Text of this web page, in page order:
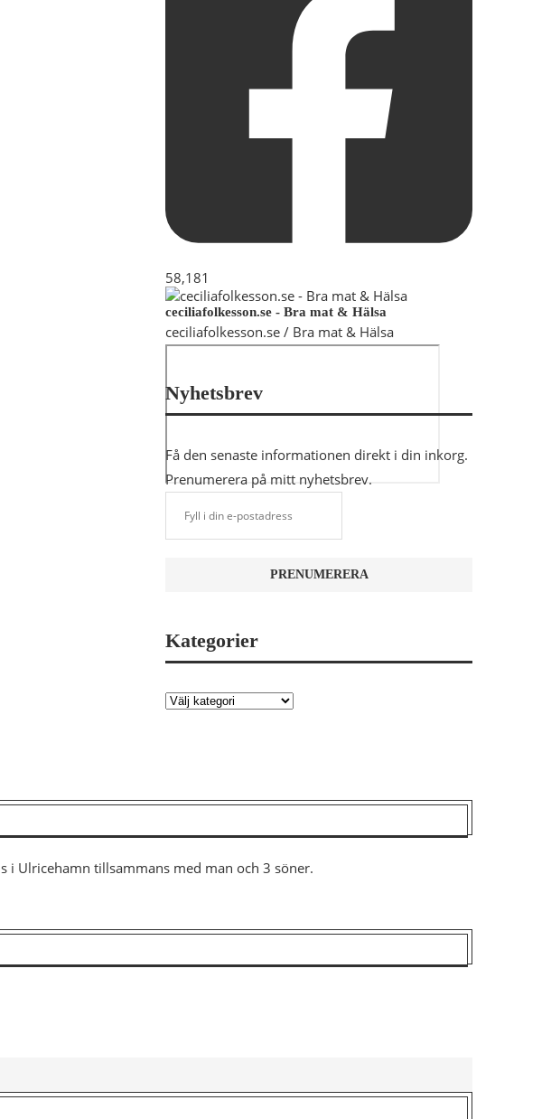
58,181
ceciliafolkesson.se - Bra mat & Hälsa
ceciliafolkesson.se / Bra mat & Hälsa
Nyhetsbrev
Få den senaste informationen direkt i din inkorg.
Prenumerera på mitt nyhetsbrev.
Kategorier
i Ulricehamn tillsammans med man och 3 söner.